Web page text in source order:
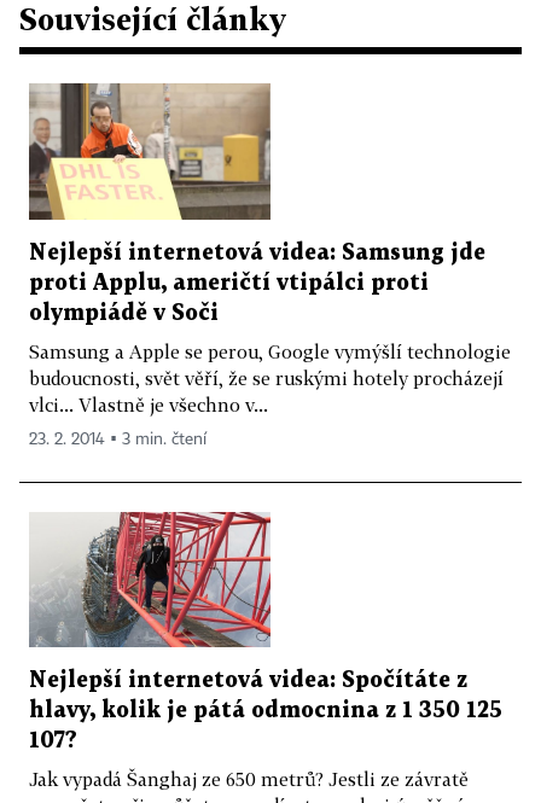
Související články
Nejlepší internetová videa: Samsung jde
proti Applu, američtí vtipálci proti
olympiádě v Soči
Samsung a Apple se perou, Google vymýšlí technologie
budoucnosti, svět věří, že se ruskými hotely procházejí
vlci... Vlastně je všechno v...
23. 2. 2014 ▪ 3 min. čtení
Nejlepší internetová videa: Spočítáte z
hlavy, kolik je pátá odmocnina z 1 350 125
107?
Jak vypadá Šanghaj ze 650 metrů? Jestli ze závratě